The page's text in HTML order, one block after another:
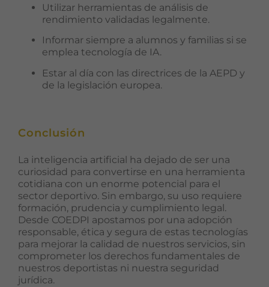
Utilizar herramientas de análisis de
rendimiento validadas legalmente.
Informar siempre a alumnos y familias si se
emplea tecnología de IA.
Estar al día con las directrices de la AEPD y
de la legislación europea.
Conclusión
La inteligencia artificial ha dejado de ser una
curiosidad para convertirse en una herramienta
cotidiana con un enorme potencial para el
sector deportivo. Sin embargo, su uso requiere
formación, prudencia y cumplimiento legal.
Desde COEDPI apostamos por una adopción
responsable, ética y segura de estas tecnologías
para mejorar la calidad de nuestros servicios, sin
comprometer los derechos fundamentales de
nuestros deportistas ni nuestra seguridad
jurídica.